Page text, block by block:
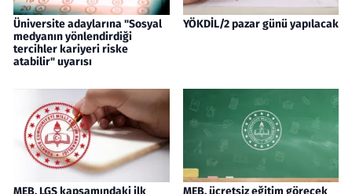
Üniversite adaylarına "Sosyal
medyanın yönlendirdiği
tercihler kariyeri riske
atabilir" uyarısı
YÖKDİL/2 pazar günü yapılacak